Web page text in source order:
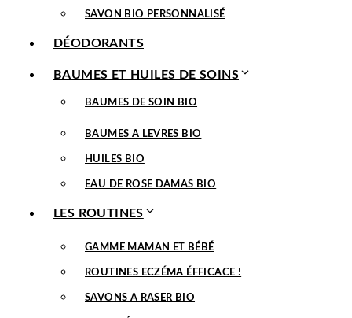
SAVON BIO PERSONNALISÉ
DÉODORANTS
BAUMES ET HUILES DE SOINS
BAUMES DE SOIN BIO
BAUMES A LEVRES BIO
HUILES BIO
EAU DE ROSE DAMAS BIO
LES ROUTINES
GAMME MAMAN ET BÉBÉ
ROUTINES ECZÉMA ÉFFICACE !
SAVONS A RASER BIO